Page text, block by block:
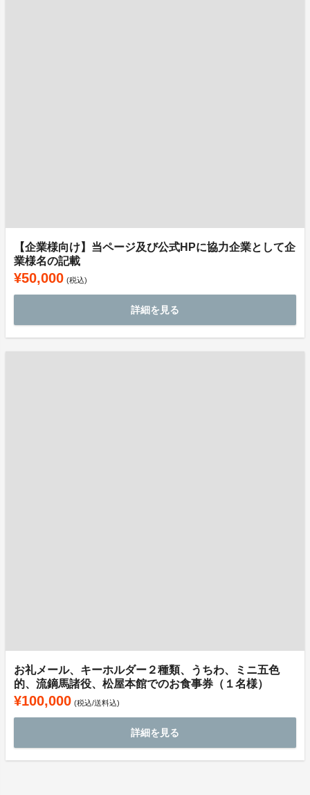
【企業様向け】当ページ及び公式HPに協力企業として企
業様名の記載
¥50,000 (税込)
詳細を見る
お礼メール、キーホルダー２種類、うちわ、ミニ五色
的、流鏑馬諸役、松屋本館でのお食事券（１名様）
¥100,000 (税込/送料込)
詳細を見る